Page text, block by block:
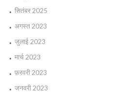
सितंबर 2025
अगस्त 2023
जुलाई 2023
मार्च 2023
फ़रवरी 2023
जनवरी 2023